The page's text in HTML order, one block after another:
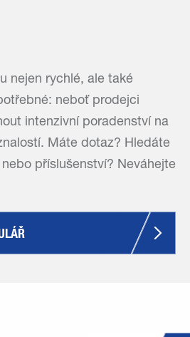
nejen rychlé, ale také
neboť prodejci
intenzivní poradenství na
Máte dotaz? Hledáte
příslušenství? Neváhejte